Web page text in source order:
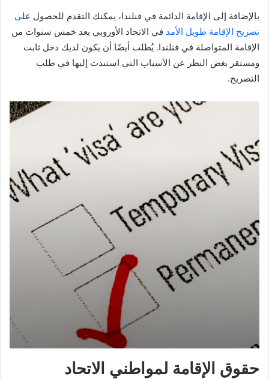
بالإضافة إلى الإقامة الدائمة في فنلندا، يمكنك التقدم للحصول على
تصريح الإقامة طويل الأمد في الاتحاد الأوروبي بعد خمس سنوات من
الإقامة المتواصلة في فنلندا. يُطلب أيضًا أن يكون لديك دخل ثابت
ومستقر بغض النظر عن الأسباب التي استندت إليها في طلب
التصريح.
حقوق الإقامة لمواطني الاتحاد